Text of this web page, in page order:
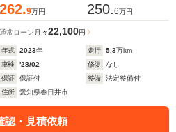
262.9万円 250.6万円
通常ローン 月々22,100円
年式 2023年 走行 5.3万km
車検
'28/02 修復
なし
保証
保証付 整備
法定整備付
住所
愛知県春日井市
認・見積依頼